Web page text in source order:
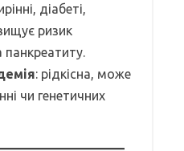
діабеті,
ризик
панкреатиту.
: рідкісна, може
чи генетичних